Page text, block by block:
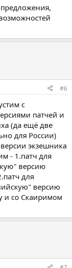
#6
с
патчей и
(да ещё две
для России)
экзешника
- 1.патч для
версию
для
версию
и со Скаиримом